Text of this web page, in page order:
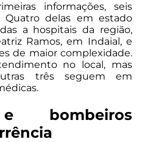
informações, seis
Quatro delas em estado
a hospitais da região,
Ramos, em Indaial, e
de maior complexidade.
no local, mas
três seguem em
bombeiros